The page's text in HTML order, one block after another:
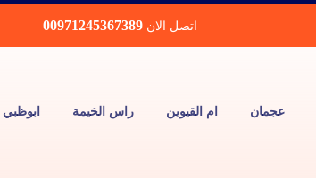
اتصل الان 00971245367389
عجمان ام القيوين راس الخيمة ابوظبي